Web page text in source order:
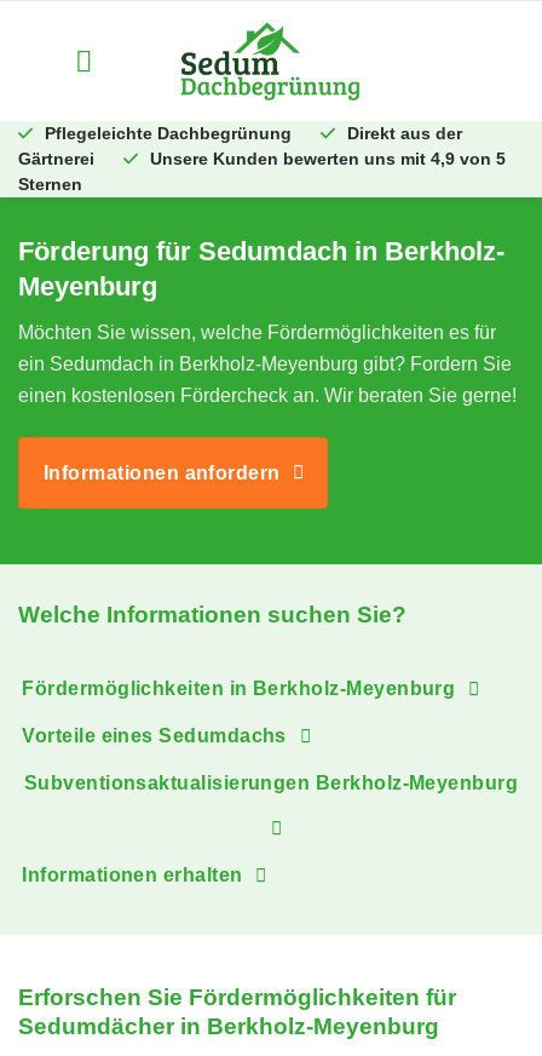
Pflegeleichte Dachbegrünung
Direkt aus der
Gärtnerei
Unsere Kunden bewerten uns mit 4,9 von 5
Sternen
Förderung für Sedumdach in Berkholz-
Meyenburg
Möchten Sie wissen, welche Fördermöglichkeiten es für
ein Sedumdach in Berkholz-Meyenburg gibt? Fordern Sie
einen kostenlosen Fördercheck an. Wir beraten Sie gerne!
Informationen anfordern
Welche Informationen suchen Sie?
Fördermöglichkeiten in Berkholz-Meyenburg
Vorteile eines Sedumdachs
Subventionsaktualisierungen Berkholz-Meyenburg
Informationen erhalten
Erforschen Sie Fördermöglichkeiten für
Sedumdächer in Berkholz-Meyenburg